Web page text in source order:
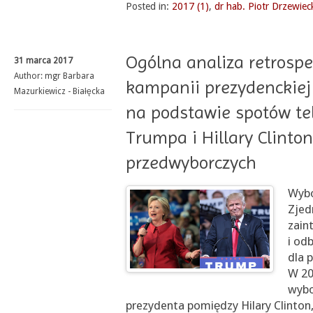
Posted in: 2017 (1), dr hab. Piotr
31 marca 2017
Author: mgr Barbara
Mazurkiewicz - Białęcka
Ogólna analiza
kampanii
na podstawie spotów
Trumpa i Hillary
przedwyborczych
i
dla
W
prezydenta pomiędzy Hilary